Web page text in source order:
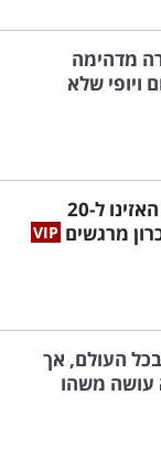
מדהימה
ויופי שלא
זוכרים ומחדשים: האזינו ל-20
מרגשים
העולם, אך
עושה משהו